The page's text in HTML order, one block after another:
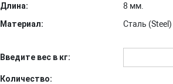
Длина:
8 мм.
Материал:
Сталь (Steel) .
Введите вес в кг:
Количество: